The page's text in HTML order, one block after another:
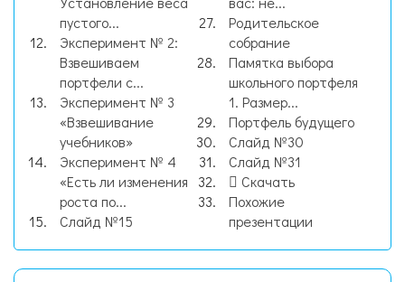
пустого...
Эксперимент № 2:
Взвешиваем
портфели с...
Эксперимент № 3
«Взвешивание
учебников»
Эксперимент № 4
«Есть ли изменения
роста по...
Слайд №15
Родительское
собрание
Памятка выбора
школьного портфеля
1. Размер...
Портфель будущего
Слайд №30
Слайд №31
Скачать
Похожие
презентации